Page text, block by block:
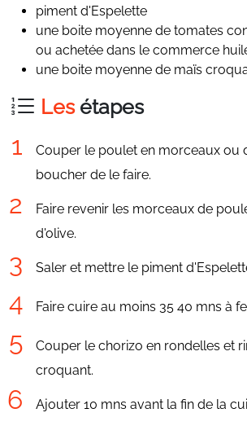
piment d'Espelette
une boite moyenne de tomates
ou achetée dans le commerce
une boite moyenne de maïs
Lesétapes
Couper le poulet en morceaux ou
boucher de le faire.
Faire revenir les morceaux de
d'olive.
Saler et mettre le piment
Faire cuire au moins 35 40 mns à
Couper le chorizo en rondelles et
croquant.
Ajouter 10 mns avant la fin de la